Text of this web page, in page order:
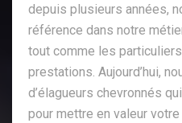
depuis plusieurs années,
référence dans notre
tout comme les particuliers
prestations. Aujourd’hui,
d’élagueurs chevronnés
pour mettre en valeur